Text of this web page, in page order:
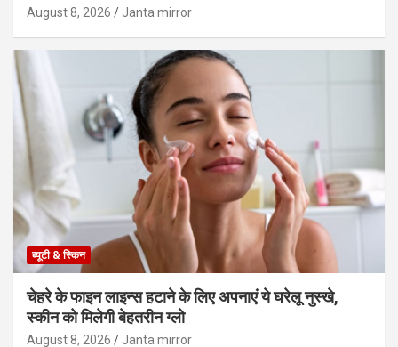
August 8, 2026 Janta mirror
ब्यूटी & स्किन
चेहरे के फाइन लाइन्स हटाने के लिए अपनाएं ये घरेलू नुस्खे,
स्कीन को मिलेगी बेहतरीन ग्लो
August 8, 2026 Janta mirror